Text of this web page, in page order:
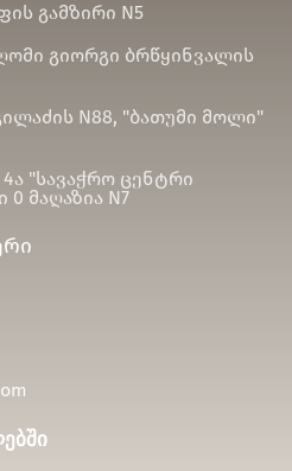
გამზირი N5
გიორგი ბრწყინვალის
N88, "ბათუმი მოლი"
"სავაჭრო ცენტრი
მაღაზია N7